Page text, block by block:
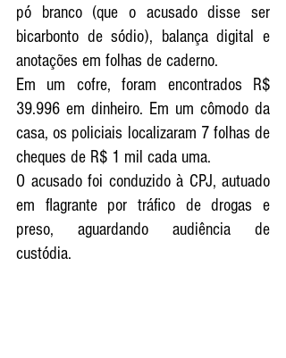
pó branco (que o acusado disse ser
bicarbonto de sódio), balança digital e
anotações em folhas de caderno.
Em um cofre, foram encontrados R$
39.996 em dinheiro. Em um cômodo da
casa, os policiais localizaram 7 folhas de
cheques de R$ 1 mil cada uma.
O acusado foi conduzido à CPJ, autuado
em flagrante por tráfico de drogas e
preso, aguardando audiência de
custódia.